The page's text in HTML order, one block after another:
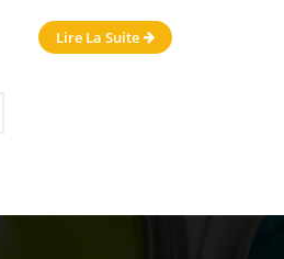
Lire La Suite